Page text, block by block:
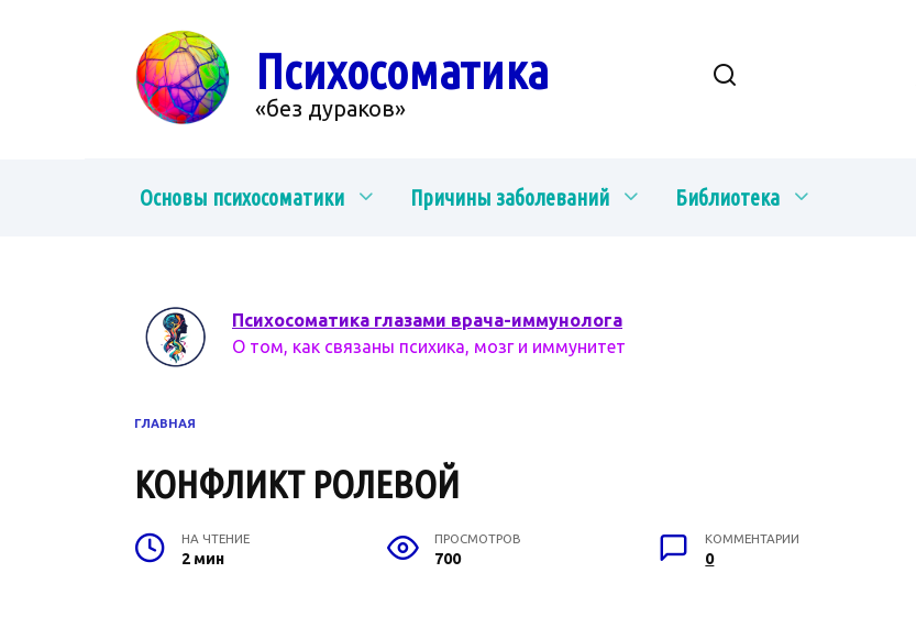
Психосоматика
«без дураков»
Основы психосоматики Причины заболеваний Библиотека
Психосоматика глазами врача-иммунолога
О том, как связаны психика, мозг и иммунитет
ГЛАВНАЯ
КОНФЛИКТ РОЛЕВОЙ
НА ЧТЕНИЕ
2 мин
ПРОСМОТРОВ
700
КОММЕНТАРИИ
0